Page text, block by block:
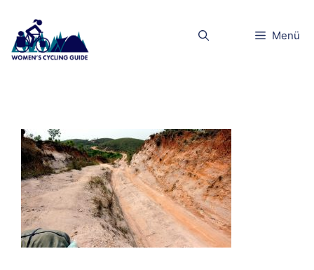
Inhalt
springen
Menü
dscn5402klei